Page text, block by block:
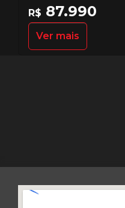
R$ 87.990
Ver mais